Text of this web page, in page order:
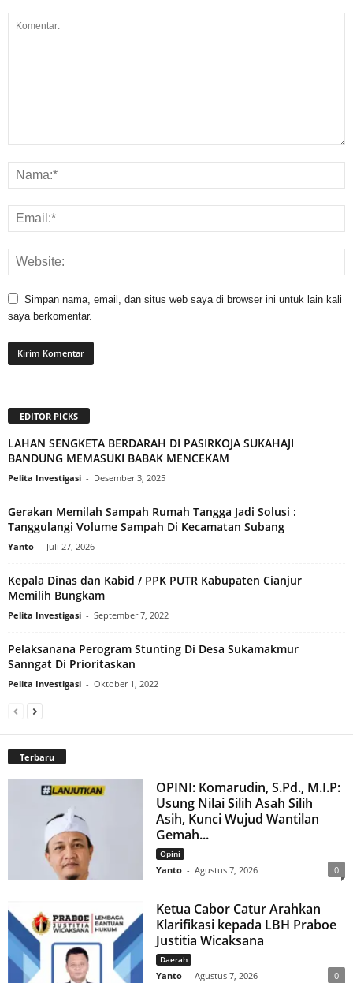
Simpan nama, email, dan situs web saya di browser ini untuk lain kali
saya berkomentar.
EDITOR PICKS
LAHAN SENGKETA BERDARAH DI PASIRKOJA SUKAHAJI
BANDUNG MEMASUKI BABAK MENCEKAM
Pelita Investigasi - Desember 3, 2025
Gerakan Memilah Sampah Rumah Tangga Jadi Solusi :
Tanggulangi Volume Sampah Di Kecamatan Subang
Yanto - Juli 27, 2026
Kepala Dinas dan Kabid / PPK PUTR Kabupaten Cianjur
Memilih Bungkam
Pelita Investigasi - September 7, 2022
Pelaksanana Perogram Stunting Di Desa Sukamakmur
Sanngat Di Prioritaskan
Pelita Investigasi - Oktober 1, 2022
Terbaru
OPINI: Komarudin, S.Pd., M.I.P:
Usung Nilai Silih Asah Silih
Asih, Kunci Wujud Wantilan
Gemah...
Opini
Yanto - Agustus 7, 2026 0
Ketua Cabor Catur Arahkan
Klarifikasi kepada LBH Praboe
Justitia Wicaksana
Daerah
Yanto - Agustus 7, 2026 0